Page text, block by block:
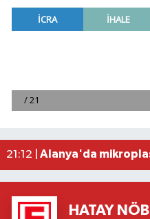
22:44 |
2026 Air
21:12 | Alanya'da
HATAY